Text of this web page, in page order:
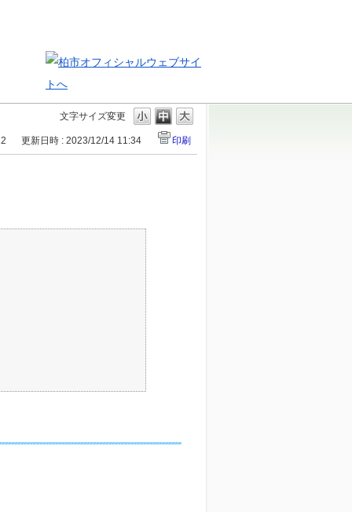
文字サイズ変更
更新日時 : 2023/12/14 11:34 印刷